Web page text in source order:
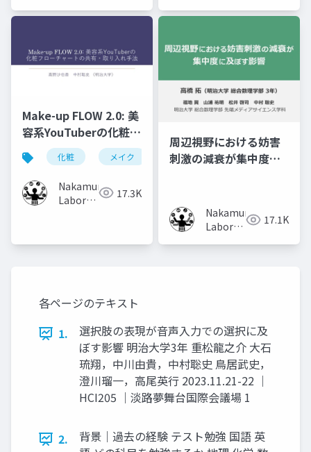
University)
Make-up FLOW 2.0: 美
容系YouTuberの化粧フ
ローチャートの共有・
取り入れ手法
化粧 メイク 化粧工程 フローチャート
Nakamura
Laboratory 17.3K
周辺視野における妨害
刺激の減衰が集中度に
Nakamura
Laboratory 17.1K
各ページのテキスト
1.
選択肢の表現が⾳声⼊⼒での選択に及
ぼす影響 明治⼤学3年 重松⿓之介 ⼤⽯
琉翔，中川由貴，中村聡史 ⿃居武史，
澄川瑠⼀，⾼尾英⾏ 2023.11.21-22 ｜
HCI205 ｜淡路夢舞台国際会議場 1
2.
背景｜過去の経験 テスト勉強 国語 英